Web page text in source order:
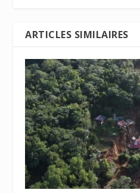
ARTICLES SIMILAIRES